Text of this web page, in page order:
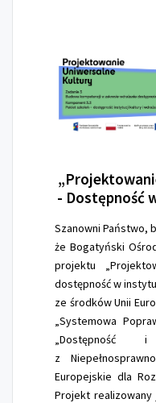
- Dostępność
Szanowni Państwo,
że Bogatyński
projektu
dostępność w
ze środków Unii
„Systemowa
z
Europejskie dla
Projekt